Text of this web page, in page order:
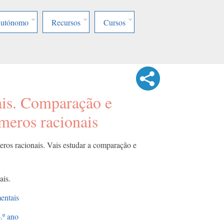
Recursos Cursos
Comparação e
racionais
racionais. Vais estudar a comparação e
ano